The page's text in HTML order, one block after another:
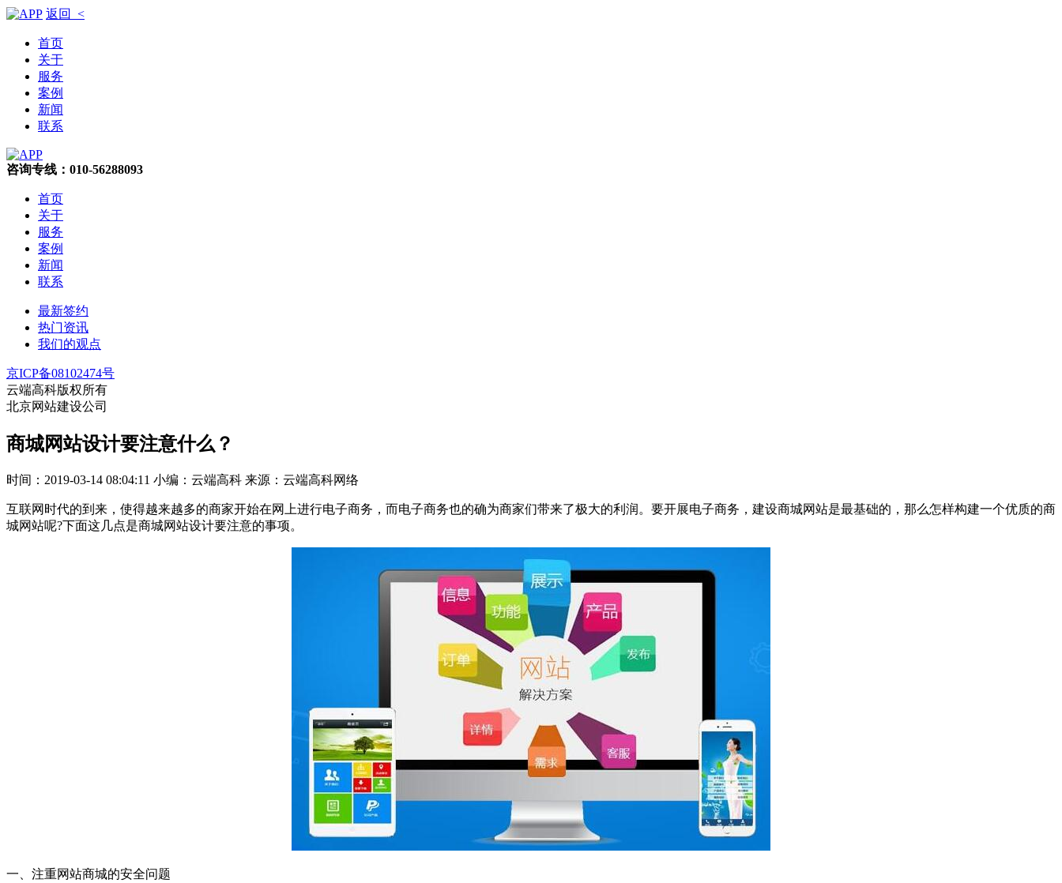
返回 <
首页
关于
服务
案例
新闻
联系
咨询专线：010-56288093
首页
关于
服务
案例
新闻
联系
最新签约
热门资讯
我们的观点
京ICP备08102474号
云端高科版权所有
北京网站建设公司
商城网站设计要注意什么？
时间：2019-03-14 08:04:11 小编：云端高科 来源：云端高科网络
互联网时代的到来，使得越来越多的商家开始在网上进行电子商务，而电子商务也的确为商家们带来了极大的利润。要开展电子商务，建设商城网站是最基础的，那么怎样构建一个优质的商
城网站呢?下面这几点是商城网站设计要注意的事项。
一、注重网站商城的安全问题